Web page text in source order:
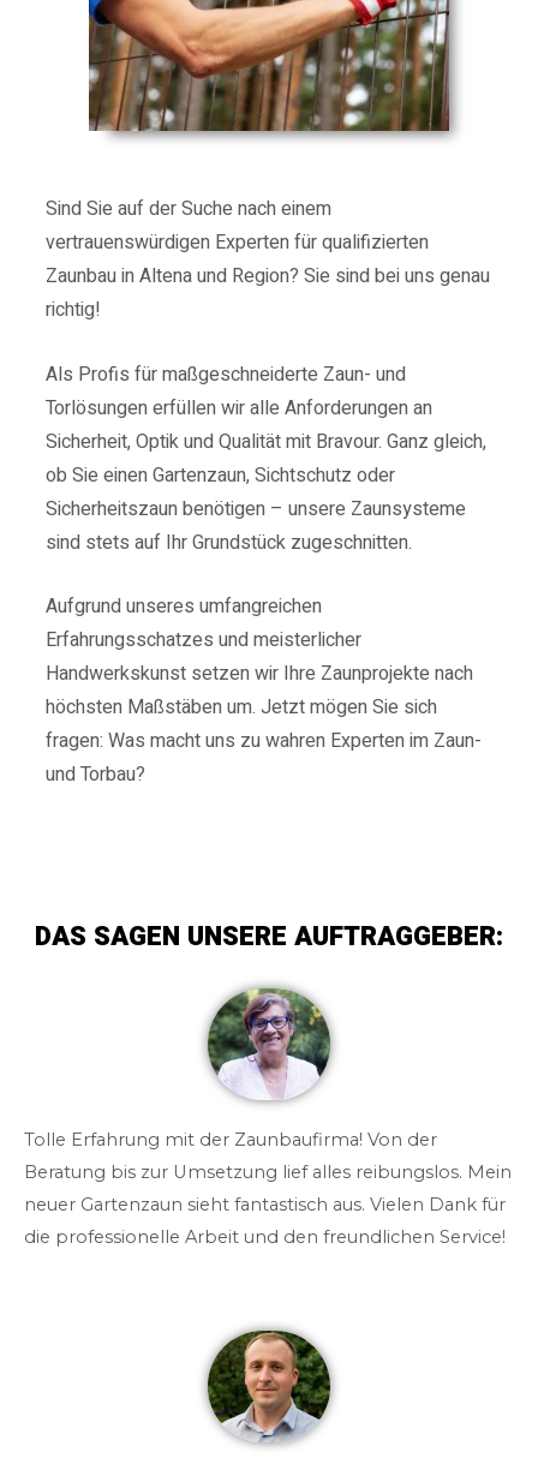
Sind Sie auf der Suche nach einem
vertrauenswürdigen Experten für qualifizierten
Zaunbau in Altena und Region? Sie sind bei uns genau
richtig!
Als Profis für maßgeschneiderte Zaun- und
Torlösungen erfüllen wir alle Anforderungen an
Sicherheit, Optik und Qualität mit Bravour. Ganz gleich,
ob Sie einen Gartenzaun, Sichtschutz oder
Sicherheitszaun benötigen – unsere Zaunsysteme
sind stets auf Ihr Grundstück zugeschnitten.
Aufgrund unseres umfangreichen
Erfahrungsschatzes und meisterlicher
Handwerkskunst setzen wir Ihre Zaunprojekte nach
höchsten Maßstäben um. Jetzt mögen Sie sich
fragen: Was macht uns zu wahren Experten im Zaun-
und Torbau?
DAS SAGEN UNSERE AUFTRAGGEBER:
Tolle Erfahrung mit der Zaunbaufirma! Von der
Beratung bis zur Umsetzung lief alles reibungslos. Mein
neuer Gartenzaun sieht fantastisch aus. Vielen Dank für
die professionelle Arbeit und den freundlichen Service!